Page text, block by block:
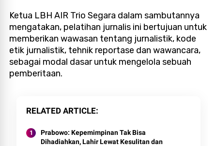
Ketua LBH AIR Trio Segara dalam sambutannya
mengatakan, pelatihan jurnalis ini bertujuan untuk
memberikan wawasan tentang jurnalistik, kode
etik jurnalistik, tehnik reportase dan wawancara,
sebagai modal dasar untuk mengelola sebuah
pemberitaan.
RELATED ARTICLE
Prabowo: Kepemimpinan Tak Bisa
Dihadiahkan, Lahir Lewat Kesulitan dan